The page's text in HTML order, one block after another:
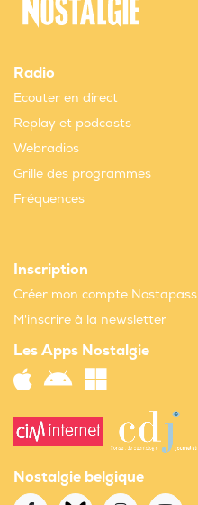
Radio
Ecouter en direct
Replay et podcasts
Webradios
Grille des programmes
Fréquences
Inscription
Créer mon compte Nostapass
M'inscrire à la newsletter
Les Apps Nostalgie
Nostalgie belgique